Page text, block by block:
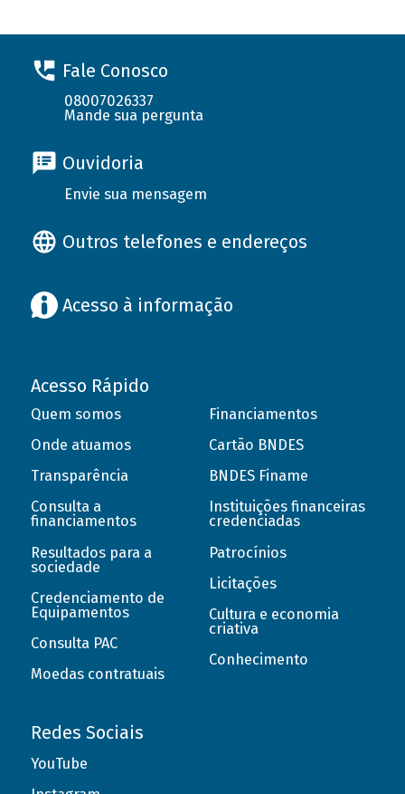
Fale Conosco
08007026337
Mande sua pergunta
Ouvidoria
Envie sua mensagem
Outros telefones e endereços
Acesso à informação
Acesso Rápido
Quem somos
Onde atuamos
Transparência
Consulta a
financiamentos
Resultados para a
sociedade
Credenciamento de
Equipamentos
Consulta PAC
Moedas contratuais
Financiamentos
Cartão BNDES
BNDES Finame
Instituições financeiras
credenciadas
Patrocínios
Licitações
Cultura e economia
criativa
Conhecimento
Redes Sociais
YouTube